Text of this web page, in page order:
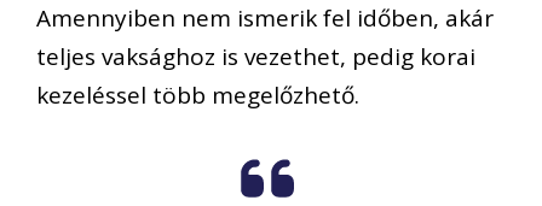
Amennyiben nem ismerik fel időben, akár
teljes vaksághoz is vezethet, pedig korai
kezeléssel több megelőzhető.